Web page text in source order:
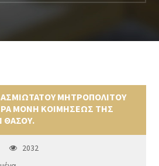
ΜΗΤΡΟΠΟΛΙΤΟΥ
ΜΟΝΗ ΚΟΙΜΗΣΕΩΣ ΤΗΣ
ΘΑΣΟΥ.
2032